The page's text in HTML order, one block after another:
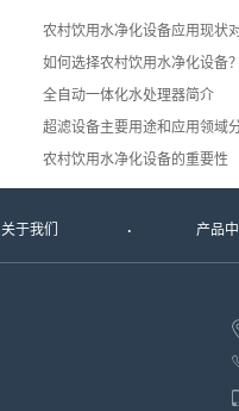
农村饮用水净化设备应用现状
如何选择农村饮用水净化设备？
全自动一体化水处理器简介
超滤设备主要用途和应用领域
农村饮用水净化设备的重要性
关于我们 产品